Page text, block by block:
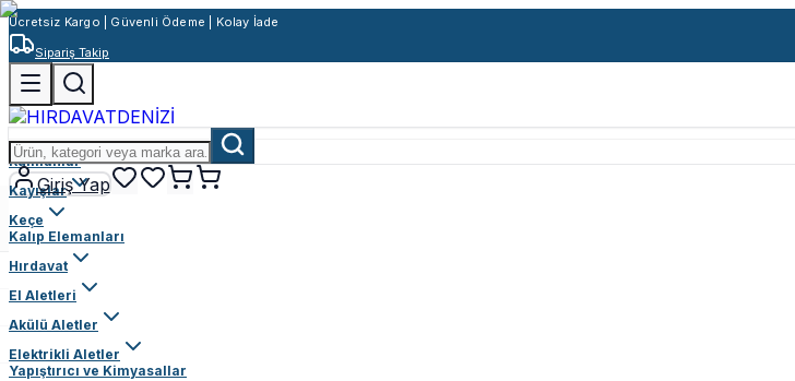
Ücretsiz Kargo | Güvenli Ödeme | Kolay İade
Sipariş Takip
Giriş Yap
Rulmanlar
Kayışlar
Keçe
Kalıp Elemanları
Hırdavat
El Aletleri
Akülü Aletler
Elektrikli Aletler
Yapıştırıcı ve Kimyasallar